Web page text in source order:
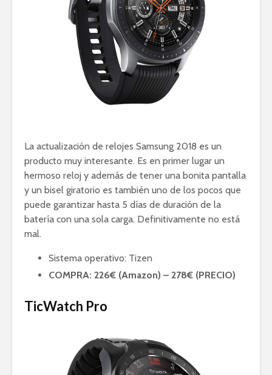
La actualización de relojes Samsung 2018 es un
producto muy interesante. Es en primer lugar un
hermoso reloj y además de tener una bonita pantalla
y un bisel giratorio es también uno de los pocos que
puede garantizar hasta 5 días de duración de la
batería con una sola carga. Definitivamente no está
mal.
Sistema operativo: Tizen
COMPRA: 226€ (Amazon) – 278€ (PRECIO)
TicWatch Pro